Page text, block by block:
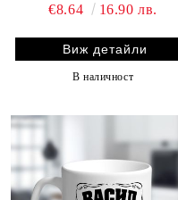
€8.64
16.90 лв.
Виж детайли
В наличност